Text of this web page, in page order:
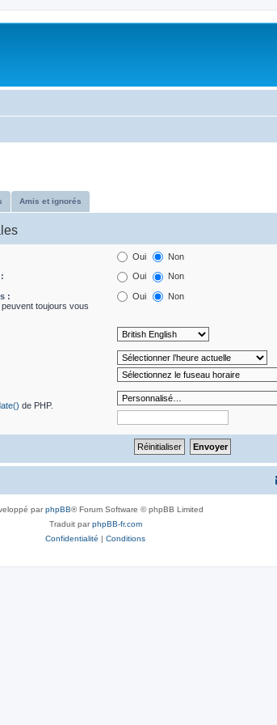
Amis et ignorés
Oui Non
Oui Non
:
toujours vous
Oui Non
de PHP.
parphpBB® Forum Software © phpBB Limited
Traduit parphpBB-fr.com
Confidentialité | Conditions